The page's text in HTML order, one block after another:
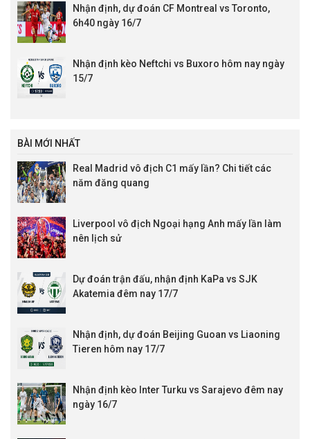
Nhận định, dự đoán CF Montreal vs Toronto,
6h40 ngày 16/7
Nhận định kèo Neftchi vs Buxoro hôm nay ngày
15/7
BÀI MỚI NHẤT
Real Madrid vô địch C1 mấy lần? Chi tiết các
năm đăng quang
Liverpool vô địch Ngoại hạng Anh mấy lần làm
nên lịch sử
Dự đoán trận đấu, nhận định KaPa vs SJK
Akatemia đêm nay 17/7
Nhận định, dự đoán Beijing Guoan vs Liaoning
Tieren hôm nay 17/7
Nhận định kèo Inter Turku vs Sarajevo đêm nay
ngày 16/7